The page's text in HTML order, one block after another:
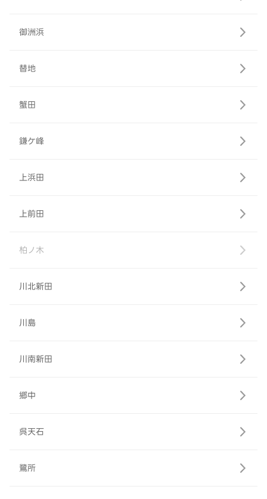
御洲浜
替地
蟹田
鎌ケ峰
上浜田
上前田
柏ノ木
川北新田
川島
川南新田
郷中
呉天石
鷺所